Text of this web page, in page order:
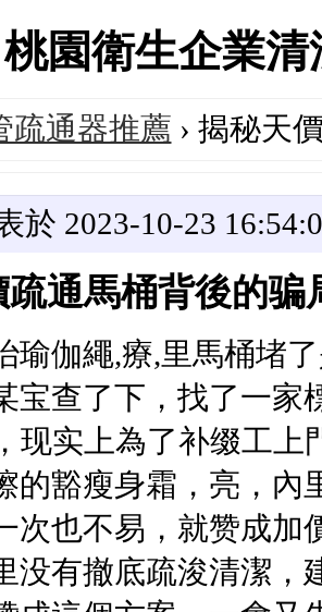
桃園衛生企業
疏通器推薦 › 揭秘天
於 2023-10-23
通馬桶背後的骗
瑜伽繩,療,里馬桶堵
宝查了下，找了一家
现实上為了补缀工
的豁瘦身霜，亮，內
次也不易，就赞成加
没有撤底疏浚清潔，